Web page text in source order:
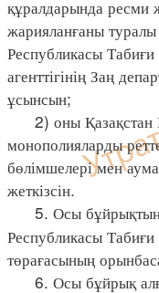
құралдарында ресми
жарияланғаны туралы
Республикасы
агенттігінің Заң
ұсынсын;
2) оны Қазақстан
монополияларды
бөлімшелері мен
жеткізсін.
5. Осы бұйрықтың
Республикасы Табиғи
төрағасының
6. Осы бұйрық